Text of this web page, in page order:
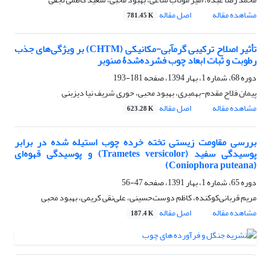
مشاهده مقاله
اصل مقاله 781.45 K
تأثیر اصلاح ترکیبی گرمآبی-مکانیکی (CHTM) بر ویژگی‌های جذب
رطوبت و ثبات ابعاد چوب فشرده‌‌شدۀ صنوبر
دوره 68، شماره 1، بهار 1394، صفحه
181-193
پیمان فلاح مقدم-بهمبری، بهبود محبی، حوری شریف نیا دیزبنی
مشاهده مقاله
اصل مقاله 623.28 K
بررسی مقاومت زیستی تخته خرده چوب استیله شده در برابر
پوسیدگی سفید (Trametes versicolor) و پوسیدگی قهوه‌ای
(Coniophora puteana)
دوره 65، شماره 1، بهار 1391، صفحه
47-56
مریم قربانی‌کوکنده، کاظم دوست‌حسینی، علی‌نقی کریمی، بهبود محبی
مشاهده مقاله
اصل مقاله 187.4 K